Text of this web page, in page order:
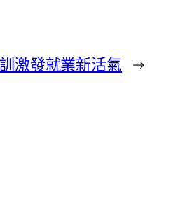
激發就業新活氣 →